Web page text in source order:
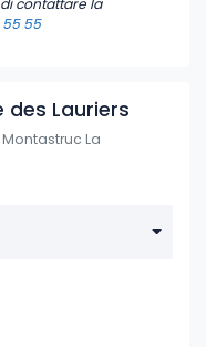
55 55
des Lauriers
Montastruc La